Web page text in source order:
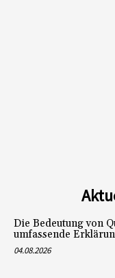
Die Bedeutung von
umfassende
04.08.2026